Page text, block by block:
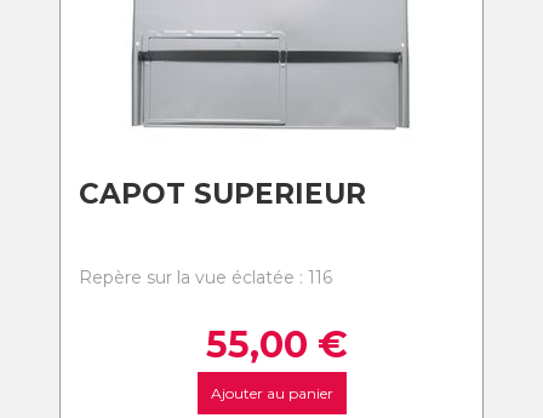
CAPOT SUPERIEUR
Repère sur la vue éclatée : 116
55,00 €
Ajouter au panier